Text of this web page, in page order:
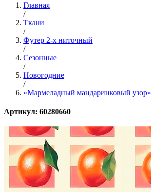
Главная
/
Ткани
/
Футер 2-х ниточный
/
Сезонные
/
Новогодние
/
«Мармеладный мандаринковый узор»
Артикул: 60280660